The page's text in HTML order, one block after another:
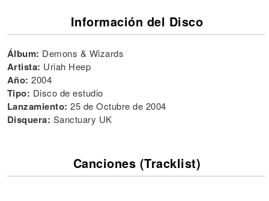
Información del Disco
Álbum: Demons & Wizards
Artista: Uriah Heep
Año: 2004
Tipo: Disco de estudio
Lanzamiento: 25 de Octubre de 2004
Disquera: Sanctuary UK
Canciones (Tracklist)